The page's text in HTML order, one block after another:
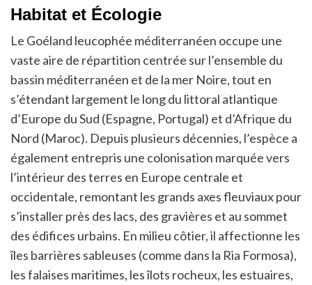
Habitat et Écologie
Le Goéland leucophée méditerranéen occupe une
vaste aire de répartition centrée sur l’ensemble du
bassin méditerranéen et de la mer Noire, tout en
s’étendant largement le long du littoral atlantique
d’Europe du Sud (Espagne, Portugal) et d’Afrique du
Nord (Maroc). Depuis plusieurs décennies, l’espèce a
également entrepris une colonisation marquée vers
l’intérieur des terres en Europe centrale et
occidentale, remontant les grands axes fleuviaux pour
s’installer près des lacs, des gravières et au sommet
des édifices urbains. En milieu côtier, il affectionne les
îles barrières sableuses (comme dans la Ria Formosa),
les falaises maritimes, les îlots rocheux, les estuaires,